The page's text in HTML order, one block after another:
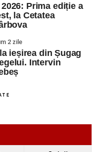
1 0752826367
Prima ediție a
la Cetatea
2 zile
ieșirea din Șugag
Intervin